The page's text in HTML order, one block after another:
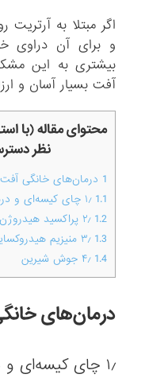
اگر مبتلا به
و برای آن دراوی
بیشتری به این
آفت بسیار آسان و
محتوای مقاله (با
نظر
1 درمان‌های خانگی
1.1 ۱٫ چای کیسه‌ای و درمان آفت دهان
1.2 ۲٫ پراکسید هیدروژن
1.3 ۳٫ منیزیم هیدروکساید
1.4 ۴٫ جوش شیرین
درمان‌های
۱٫ چای کیسه‌ای و درمان آفت دهان